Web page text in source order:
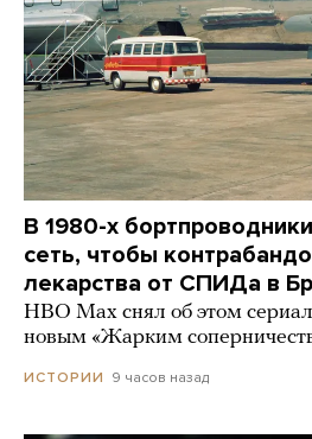
В 1980-х
сеть, чтобы
лекарства от СПИДа в
HBO Max снял об этом
новым «Жарким
ИСТОРИИ 9 часов назад